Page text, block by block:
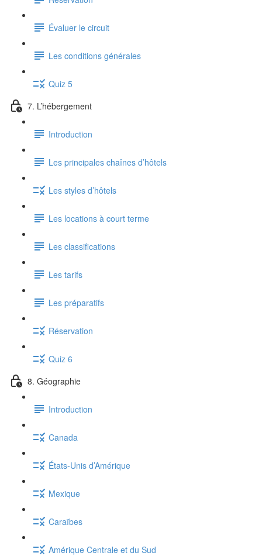
Évaluer le circuit
Les conditions générales
Quiz 5
7. L’hébergement
Introduction
Les principales chaînes d’hôtels
Les styles d’hôtels
Les locations à court terme
Les classifications
Les tarifs
Les préparatifs
Réservation
Quiz 6
8. Géographie
Introduction
Canada
États-Unis d’Amérique
Mexique
Caraïbes
Amérique Centrale et du Sud